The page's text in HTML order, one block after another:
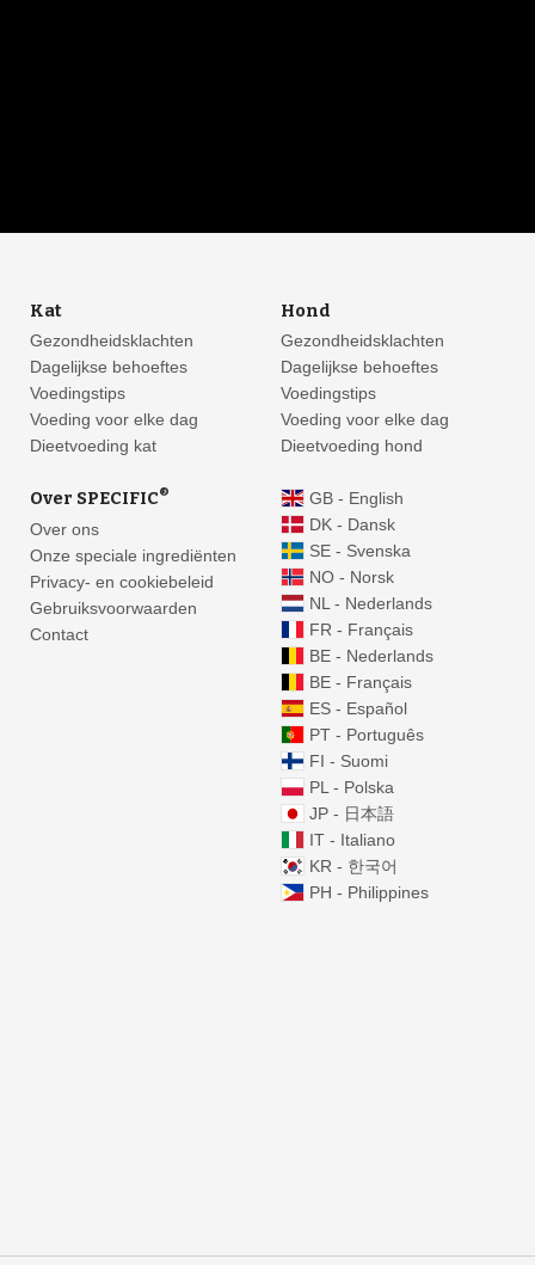
Kat
Gezondheidsklachten
Dagelijkse behoeftes
Voedingstips
Voeding voor elke dag
Dieetvoeding kat
Hond
Gezondheidsklachten
Dagelijkse behoeftes
Voedingstips
Voeding voor elke dag
Dieetvoeding hond
Over SPECIFIC®
Over ons
Onze speciale ingrediënten
Privacy- en cookiebeleid
Gebruiksvoorwaarden
Contact
GB - English
DK - Dansk
SE - Svenska
NO - Norsk
NL - Nederlands
FR - Français
BE - Nederlands
BE - Français
ES - Español
PT - Português
FI - Suomi
PL - Polska
JP - 日本語
IT - Italiano
KR - 한국어
PH - Philippines